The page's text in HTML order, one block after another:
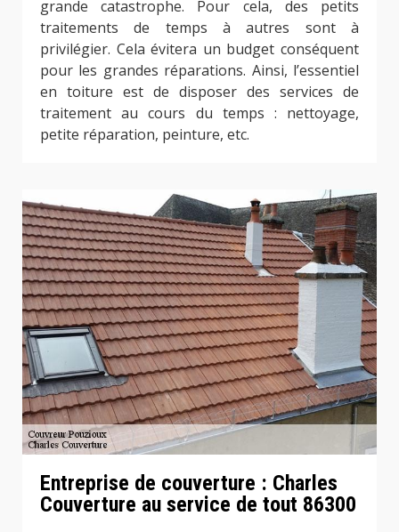
grande catastrophe. Pour cela, des petits
traitements de temps à autres sont à
privilégier. Cela évitera un budget conséquent
pour les grandes réparations. Ainsi, l’essentiel
en toiture est de disposer des services de
traitement au cours du temps : nettoyage,
petite réparation, peinture, etc.
Entreprise de couverture : Charles
Couverture au service de tout 86300